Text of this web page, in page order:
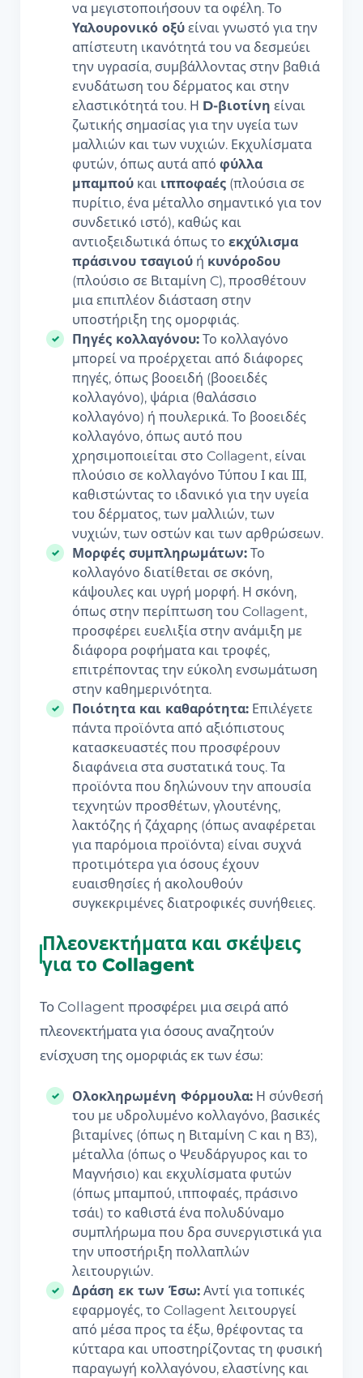
να μεγιστοποιήσουν τα οφέλη. Το
Υαλουρονικό οξύ είναι γνωστό για την
απίστευτη ικανότητά του να δεσμεύει
την υγρασία, συμβάλλοντας στην βαθιά
ενυδάτωση του δέρματος και στην
ελαστικότητά του. Η D-βιοτίνη είναι
ζωτικής σημασίας για την υγεία των
μαλλιών και των νυχιών. Εκχυλίσματα
φυτών, όπως αυτά από φύλλα
μπαμπού και ιπποφαές (πλούσια σε
πυρίτιο, ένα μέταλλο σημαντικό για τον
συνδετικό ιστό), καθώς και
αντιοξειδωτικά όπως το εκχύλισμα
πράσινου τσαγιού ή κυνόροδου
(πλούσιο σε Βιταμίνη C), προσθέτουν
μια επιπλέον διάσταση στην
υποστήριξη της ομορφιάς.
Πηγές κολλαγόνου: Το κολλαγόνο
μπορεί να προέρχεται από διάφορες
πηγές, όπως βοοειδή (βοοειδές
κολλαγόνο), ψάρια (θαλάσσιο
κολλαγόνο) ή πουλερικά. Το βοοειδές
κολλαγόνο, όπως αυτό που
χρησιμοποιείται στο Collagent, είναι
πλούσιο σε κολλαγόνο Τύπου Ι και ΙΙΙ,
καθιστώντας το ιδανικό για την υγεία
του δέρματος, των μαλλιών, των
νυχιών, των οστών και των αρθρώσεων.
Μορφές συμπληρωμάτων: Το
κολλαγόνο διατίθεται σε σκόνη,
κάψουλες και υγρή μορφή. Η σκόνη,
όπως στην περίπτωση του Collagent,
προσφέρει ευελιξία στην ανάμιξη με
διάφορα ροφήματα και τροφές,
επιτρέποντας την εύκολη ενσωμάτωση
στην καθημερινότητα.
Ποιότητα και καθαρότητα: Επιλέγετε
πάντα προϊόντα από αξιόπιστους
κατασκευαστές που προσφέρουν
διαφάνεια στα συστατικά τους. Τα
προϊόντα που δηλώνουν την απουσία
τεχνητών προσθέτων, γλουτένης,
λακτόζης ή ζάχαρης (όπως αναφέρεται
για παρόμοια προϊόντα) είναι συχνά
προτιμότερα για όσους έχουν
ευαισθησίες ή ακολουθούν
συγκεκριμένες διατροφικές συνήθειες.
Πλεονεκτήματα και σκέψεις
για το Collagent
Το Collagent προσφέρει μια σειρά από
πλεονεκτήματα για όσους αναζητούν
ενίσχυση της ομορφιάς εκ των έσω:
Ολοκληρωμένη Φόρμουλα: Η σύνθεσή
του με υδρολυμένο κολλαγόνο, βασικές
βιταμίνες (όπως η Βιταμίνη C και η Β3),
μέταλλα (όπως ο Ψευδάργυρος και το
Μαγνήσιο) και εκχυλίσματα φυτών
(όπως μπαμπού, ιπποφαές, πράσινο
τσάι) το καθιστά ένα πολυδύναμο
συμπλήρωμα που δρα συνεργιστικά για
την υποστήριξη πολλαπλών
λειτουργιών.
Δράση εκ των Έσω: Αντί για τοπικές
εφαρμογές, το Collagent λειτουργεί
από μέσα προς τα έξω, θρέφοντας τα
κύτταρα και υποστηρίζοντας τη φυσική
παραγωγή κολλαγόνου, ελαστίνης και